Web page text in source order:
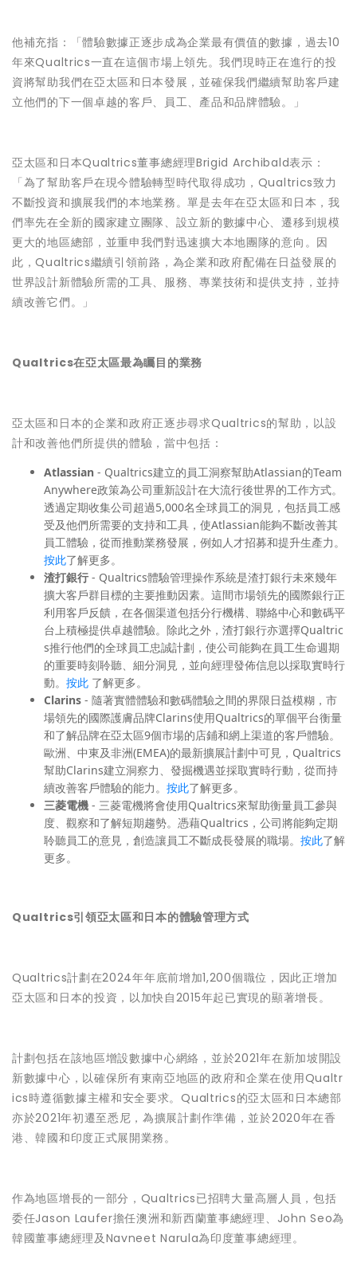
他補充指：「體驗數據正逐步成為企業最有價值的數據，過去10
年來Qualtrics一直在這個市場上領先。我們現時正在進行的投
資將幫助我們在亞太區和日本發展，並確保我們繼續幫助客戶建
立他們的下一個卓越的客戶、員工、產品和品牌體驗。」
亞太區和日本Qualtrics董事總經理Brigid Archibald表示：
「為了幫助客戶在現今體驗轉型時代取得成功，Qualtrics致力
不斷投資和擴展我們的本地業務。單是去年在亞太區和日本，我
們率先在全新的國家建立團隊、設立新的數據中心、遷移到規模
更大的地區總部，並重申我們對迅速擴大本地團隊的意向。因
此，Qualtrics繼續引領前路，為企業和政府配備在日益發展的
世界設計新體驗所需的工具、服務、專業技術和提供支持，並持
續改善它們。」
Qualtrics在亞太區最為矚目的業務
亞太區和日本的企業和政府正逐步尋求Qualtrics的幫助，以設
計和改善他們所提供的體驗，當中包括：
Atlassian - Qualtrics建立的員工洞察幫助Atlassian的Team
Anywhere政策為公司重新設計在大流行後世界的工作方式。
透過定期收集公司超過5,000名全球員工的洞見，包括員工感
受及他們所需要的支持和工具，使Atlassian能夠不斷改善其
員工體驗，從而推動業務發展，例如人才招募和提升生產力。
按此了解更多。
渣打銀行 - Qualtrics體驗管理操作系統是渣打銀行未來幾年
擴大客戶群目標的主要推動因素。這間市場領先的國際銀行正
利用客戶反饋，在各個渠道包括分行機構、聯絡中心和數碼平
台上積極提供卓越體驗。除此之外，渣打銀行亦選擇Qualtric
s推行他們的全球員工忠誠計劃，使公司能夠在員工生命週期
的重要時刻聆聽、細分洞見，並向經理發佈信息以採取實時行
動。 按此 了解更多。
Clarins - 隨著實體體驗和數碼體驗之間的界限日益模糊，市
場領先的國際護膚品牌Clarins使用Qualtrics的單個平台衡量
和了解品牌在亞太區9個市場的店鋪和網上渠道的客戶體驗。
歐洲、中東及非洲(EMEA)的最新擴展計劃中可見，Qualtrics
幫助Clarins建立洞察力、發掘機遇並採取實時行動，從而持
續改善客戶體驗的能力。 按此了解更多。
三菱電機 - 三菱電機將會使用Qualtrics來幫助衡量員工參與
度、觀察和了解短期趨勢。憑藉Qualtrics，公司將能夠定期
聆聽員工的意見，創造讓員工不斷成長發展的職場。 按此了解
更多。
Qualtrics引領亞太區和日本的體驗管理方式
Qualtrics計劃在2024年年底前增加1,200個職位，因此正增加
亞太區和日本的投資，以加快自2015年起已實現的顯著增長。
計劃包括在該地區增設數據中心網絡，並於2021年在新加坡開設
新數據中心，以確保所有東南亞地區的政府和企業在使用Qualtr
ics時遵循數據主權和安全要求。Qualtrics的亞太區和日本總部
亦於2021年初遷至悉尼，為擴展計劃作準備，並於2020年在香
港、韓國和印度正式展開業務。
作為地區增長的一部分，Qualtrics已招聘大量高層人員，包括
委任Jason Laufer擔任澳洲和新西蘭董事總經理、John Seo為
韓國董事總經理及Navneet Narula為印度董事總經理。